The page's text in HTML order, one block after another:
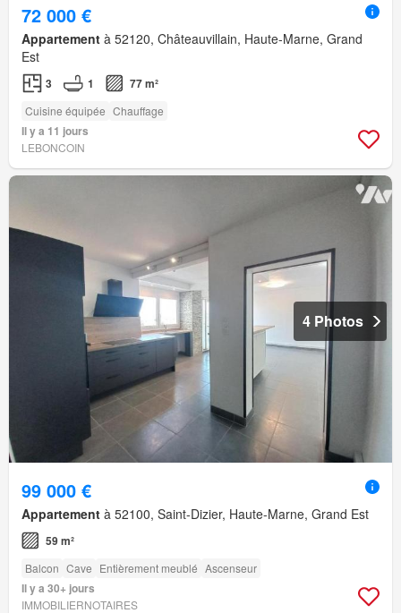
72 000 €
Appartement à 52120, Châteauvillain, Haute-Marne, Grand
Est
3 1 77 m²
Cuisine équipée Chauffage
Il y a 11 jours
LEBONCOIN
4 Photos
99 000 €
Appartement à 52100, Saint-Dizier, Haute-Marne, Grand Est
59 m²
Balcon Cave Entièrement meublé Ascenseur
Il y a 30+ jours
IMMOBILIERNOTAIRES